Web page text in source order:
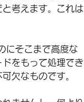
考えます。これは
にそこまで高度な
をもって処理でき
欠なものです。